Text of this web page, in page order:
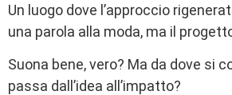
Un luogo dove l’approccio
una parola alla moda, ma il
Suona bene, vero? Ma da dove si
passa dall’idea all’impatto?